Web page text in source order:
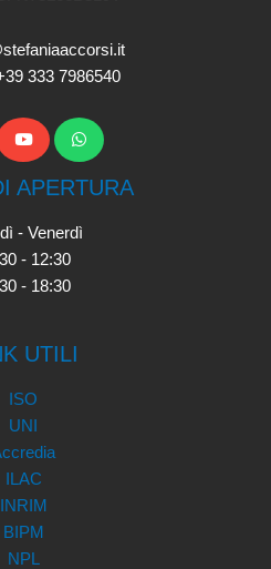
333 7986540
APERTURA
- Venerdì
- 12:30
- 18:30
UTILI
ISO
UNI
ILAC
INRIM
BIPM
NPL